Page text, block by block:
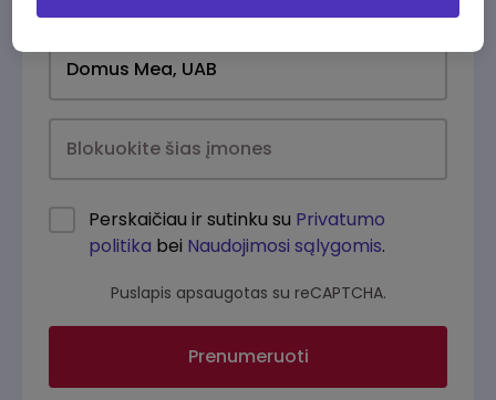
Perskaičiau ir sutinku su Privatumo
politika bei Naudojimosi sąlygomis.
Puslapis apsaugotas su reCAPTCHA.
Prenumeruoti